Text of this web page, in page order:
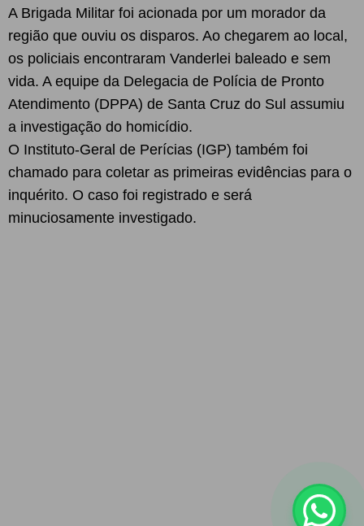
A Brigada Militar foi acionada por um morador da
região que ouviu os disparos. Ao chegarem ao local,
os policiais encontraram Vanderlei baleado e sem
vida. A equipe da Delegacia de Polícia de Pronto
Atendimento (DPPA) de Santa Cruz do Sul assumiu
a investigação do homicídio.
O Instituto-Geral de Perícias (IGP) também foi
chamado para coletar as primeiras evidências para o
inquérito. O caso foi registrado e será
minuciosamente investigado.